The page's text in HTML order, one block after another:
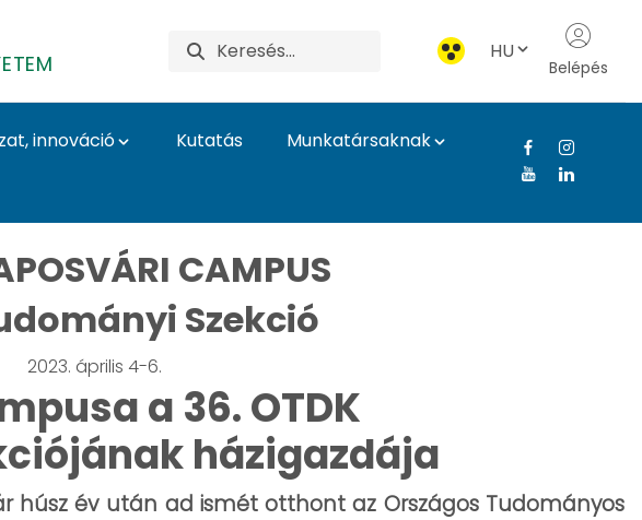
HU
Belépés
innováció Kutatás
Munkatársaknak
és örömmel
CAMPUS
Szekció
2023. április 4-6.
a 36. OTDK
házigazdája
húsz év után ad ismét otthont az Országos Tudományos